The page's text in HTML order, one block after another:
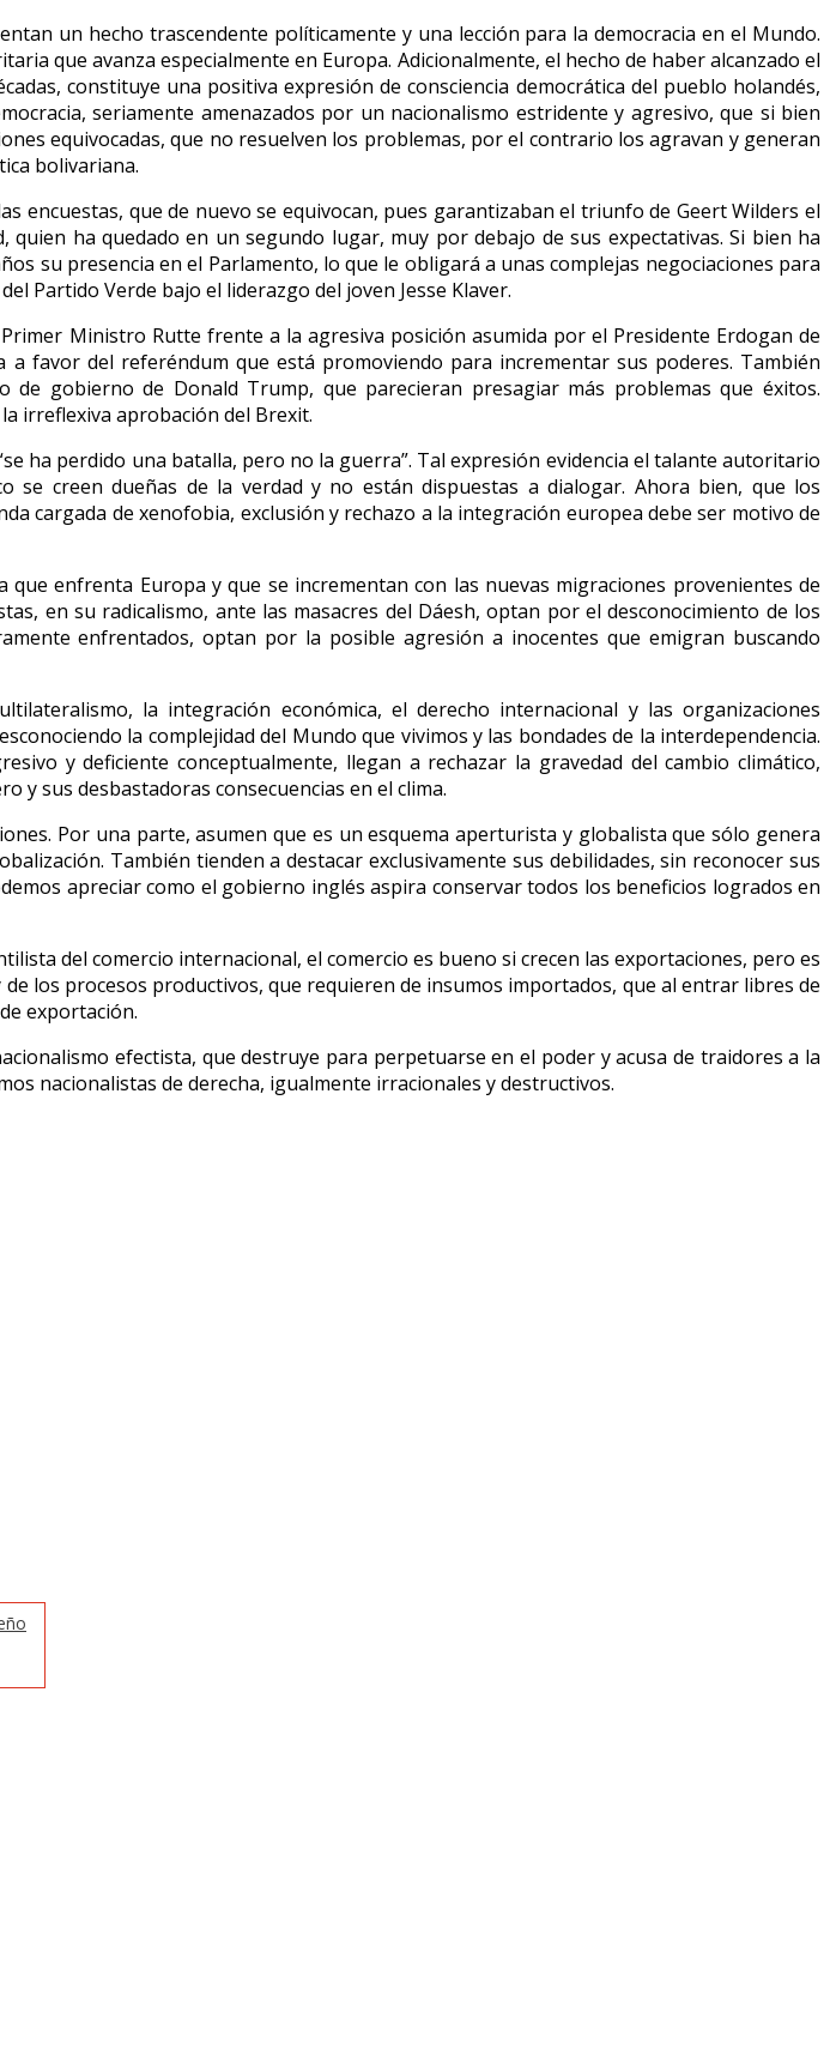
un hecho trascendente políticamente y una lección para la democracia en el Mundo.
que avanza especialmente en Europa. Adicionalmente, el hecho de haber alcanzado el
constituye una positiva expresión de consciencia democrática del pueblo holandés,
seriamente amenazados por un nacionalismo estridente y agresivo, que si bien
equivocadas, que no resuelven los problemas, por el contrario los agravan y generan
bolivariana.
que de nuevo se equivocan, pues garantizaban el triunfo de Geert Wilders el
ha quedado en un segundo lugar, muy por debajo de sus expectativas. Si bien ha
su presencia en el Parlamento, lo que le obligará a unas complejas negociaciones para
Partido Verde bajo el liderazgo del joven Jesse Klaver.
Ministro Rutte frente a la agresiva posición asumida por el Presidente Erdogan de
favor del referéndum que está promoviendo para incrementar sus poderes. También
gobierno de Donald Trump, que parecieran presagiar más problemas que éxitos.
irreflexiva aprobación del Brexit.
ha perdido una batalla, pero no la guerra”. Tal expresión evidencia el talante autoritario
se creen dueñas de la verdad y no están dispuestas a dialogar. Ahora bien, que los
cargada de xenofobia, exclusión y rechazo a la integración europea debe ser motivo de
enfrenta Europa y que se incrementan con las nuevas migraciones provenientes de
en su radicalismo, ante las masacres del Dáesh, optan por el desconocimiento de los
enfrentados, optan por la posible agresión a inocentes que emigran buscando
la integración económica, el derecho internacional y las organizaciones
la complejidad del Mundo que vivimos y las bondades de la interdependencia.
y deficiente conceptualmente, llegan a rechazar la gravedad del cambio climático,
y sus desbastadoras consecuencias en el clima.
Por una parte, asumen que es un esquema aperturista y globalista que sólo genera
También tienden a destacar exclusivamente sus debilidades, sin reconocer sus
apreciar como el gobierno inglés aspira conservar todos los beneficios logrados en
del comercio internacional, el comercio es bueno si crecen las exportaciones, pero es
los procesos productivos, que requieren de insumos importados, que al entrar libres de
exportación.
efectista, que destruye para perpetuarse en el poder y acusa de traidores a la
nacionalistas de derecha, igualmente irracionales y destructivos.